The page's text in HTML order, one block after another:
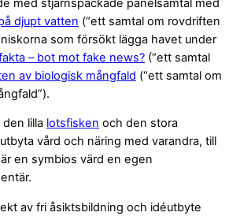
med stjärnspäckade panelsamtal med
djupt vatten (“ett samtal om rovdriften
som försökt lägga havet under
– bot mot fake news? (“ett samtal
av biologisk mångfald (“ett samtal om
lilla lotsfisken och den stora
vård och näring med varandra, till
en symbios värd en egen
av fri åsiktsbildning och idéutbyte